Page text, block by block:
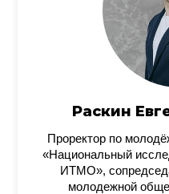
Раскин
Проректор по
«Национальный
ИТМО»,
молодежной